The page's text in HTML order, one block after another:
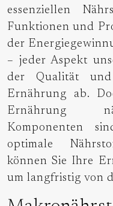
essenziellen
Funktionen und
der
– jeder Aspekt
der Qualität und
Ernährung ab.
Ernährung
Komponenten
optimale
können Sie Ihre
um langfristig von